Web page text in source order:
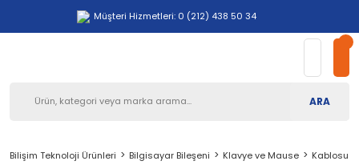
Müşteri Hizmetleri: 0 (212) 438 50 34
ARA
Bilişim Teknoloji Ürünleri Bilgisayar Bileşeni Klavye ve Mause Kablosuz